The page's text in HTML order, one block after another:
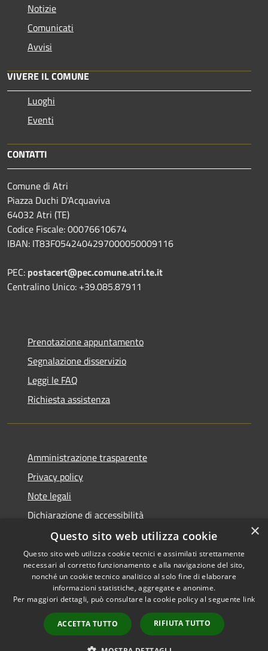
Notizie
Comunicati
Avvisi
VIVERE IL COMUNE
Luoghi
Eventi
CONTATTI
Comune di Atri
Piazza Duchi D'Acquaviva
64032 Atri (TE)
Codice Fiscale: 00076610674
IBAN: IT83F0542404297000050009116
PEC: postacert@pec.comune.atri.te.it
Centralino Unico: +39.085.87911
Prenotazione appuntamento
Segnalazione disservizio
Leggi le FAQ
Richiesta assistenza
Amministrazione trasparente
Privacy policy
Note legali
Dichiarazione di accessibilità
Accessibilità
Privacy
Mappa del sito
Copyright © 2026 • Comune di
Atri • Powered by
Municipium•Accesso
redazione
×
Questo sito web utilizza cookie
Questo sito web utilizza cookie tecnici e assimilati strettamente
necessari al corretto funzionamento e alla navigazione del sito,
nonché un cookie tecnico analitico al solo fine di elaborare
informazioni statistiche, aggregate e anonime.
Per maggiori dettagli, può consultare la cookie policy al seguente link
ACCETTA TUTTO RIFIUTA TUTTO